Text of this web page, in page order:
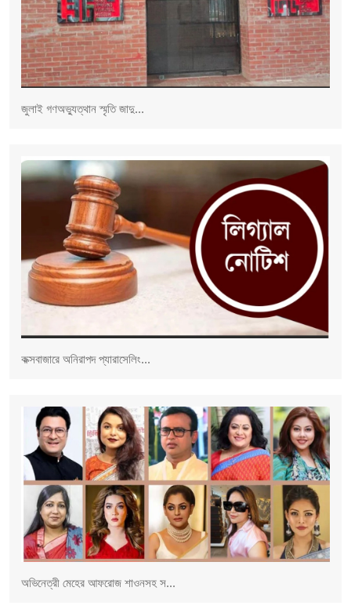
জুলাই গণঅভ্যুত্থান স্মৃতি জাদু...
কক্সবাজারে অনিরাপদ প্যারাসেলিং...
অভিনেত্রী মেহের আফরোজ শাওনসহ স...